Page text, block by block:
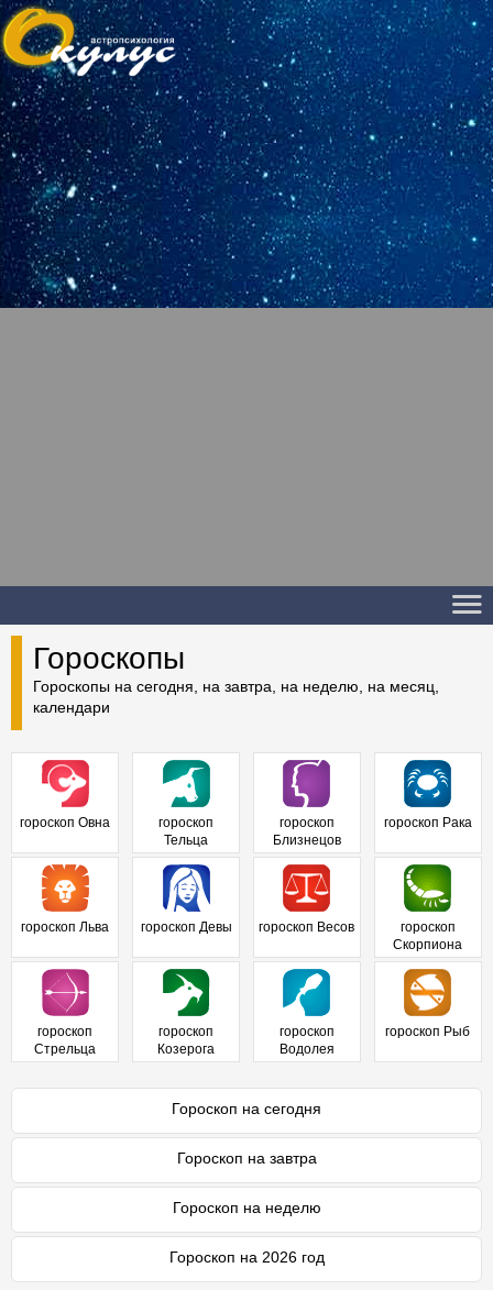
Гороскопы
Гороскопы на сегодня, на завтра, на неделю, на месяц,
календари
гороскоп Овна
гороскоп
Тельца
гороскоп
Близнецов
гороскоп Рака
гороскоп Льва гороскоп Девы гороскоп Весов
гороскоп
Скорпиона
гороскоп
Стрельца
гороскоп
Козерога
гороскоп
Водолея
гороскоп Рыб
Гороскоп на сегодня
Гороскоп на завтра
Гороскоп на неделю
Гороскоп на 2026 год